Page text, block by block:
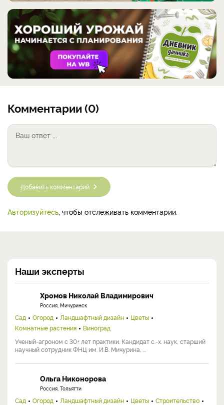
Комментарии (0)
Добавить комментарий
Авторизуйтесь, чтобы отслеживать комментарии.
Наши эксперты
Хромов Николай Владимирович
Россия, Мичуринск
Сад Огород Ландшафтный дизайн
Цветы
Комнатные растения
Виноград
Ученый-агроном с 30+ лет практики. Кандидат с.-х. наук, старший
научный сотрудник ФНЦ им. И.В. Мичурина, ...
Ольга Никонорова
Россия, Тольятти
Сад Огород Ландшафтный дизайн Цветы
Строительство